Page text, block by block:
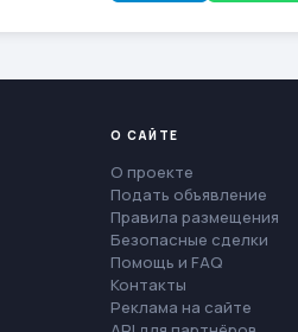
О САЙТЕ
О проекте
Подать объявление
Правила размещения
Безопасные сделки
Помощь и FAQ
Контакты
Реклама на сайте